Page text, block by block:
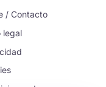
/ Contacto
legal